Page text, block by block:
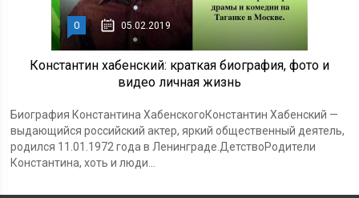
0 05.02.2019
Константин хабенский: краткая биография, фото и
видео личная жизнь
Биография Константина ХабенскогоКонстантин Хабенский —
выдающийся российский актер, яркий общественный деятель,
родился 11.01.1972 года в Ленинграде.ДетствоРодители
Константина, хоть и люди...